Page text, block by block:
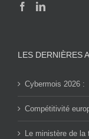
LES DERNIÈRES
Cybermois 2026 :
Compétitivité
Le ministère de la